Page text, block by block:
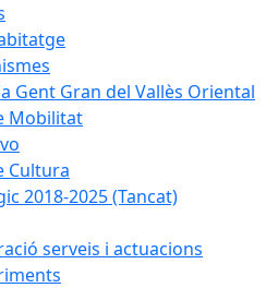
Gent Gran del Vallès Oriental
Mobilitat
Cultura
2018-2025 (Tancat)
serveis i actuacions